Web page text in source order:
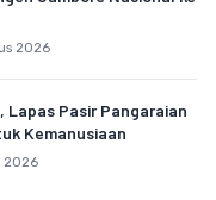
2026
Lapas Pasir Pangaraian
Kemanusiaan
2026